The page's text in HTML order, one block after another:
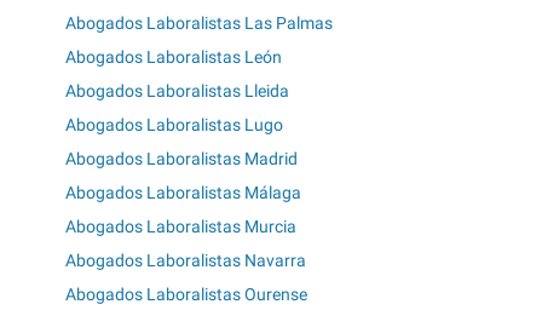
Abogados Laboralistas Las Palmas
Abogados Laboralistas León
Abogados Laboralistas Lleida
Abogados Laboralistas Lugo
Abogados Laboralistas Madrid
Abogados Laboralistas Málaga
Abogados Laboralistas Murcia
Abogados Laboralistas Navarra
Abogados Laboralistas Ourense